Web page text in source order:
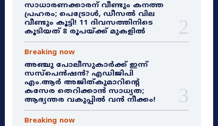
സാധാരണക്കാരന് വീണ്ടും കനത്ത
പ്രഹരം; പെട്രോൾ, ഡീസൽ വില
വീണ്ടും കൂട്ടി! 11 ദിവസത്തിനിടെ
കൂടിയത് 8 രൂപയ്ക്ക് മുകളിൽ
Breaking now
അഞ്ചു പോലീസുകാർക്ക് ഇന്ന്
സസ്‌പെൻഷൻ? എഡിജിപി
എം.ആർ അജിത്കുമാറിൻ്റെ
കസേര തെറിക്കാൻ സാധ്യത;
ആഭ്യന്തര വകുപ്പിൽ വൻ നീക്കം!
Breaking now